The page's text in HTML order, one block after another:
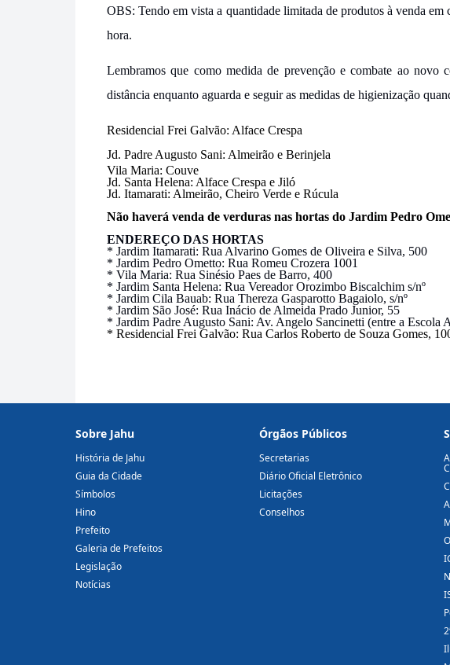
OBS: Tendo em vista a quantidade limitada de produtos à venda
hora.
Lembramos que como medida de prevenção e combate ao novo
distância enquanto aguarda e seguir as medidas de higienização
Residencial Frei Galvão: Alface Crespa
Jd. Padre Augusto Sani: Almeirão e Berinjela
Vila Maria: Couve
Jd. Santa Helena: Alface Crespa e Jiló
Jd. Itamarati: Almeirão, Cheiro Verde e Rúcula
Não haverá venda de verduras nas hortas do Jardim Pedro
ENDEREÇO DAS HORTAS
* Jardim Itamarati: Rua Alvarino Gomes de Oliveira e Silva, 500
* Jardim Pedro Ometto: Rua Romeu Crozera 1001
* Vila Maria: Rua Sinésio Paes de Barro, 400
* Jardim Santa Helena: Rua Vereador Orozimbo Biscalchim s/nº
* Jardim Cila Bauab: Rua Thereza Gasparotto Bagaiolo, s/nº
* Jardim São José: Rua Inácio de Almeida Prado Junior, 55
* Jardim Padre Augusto Sani: Av. Angelo Sancinetti (entre a Escola
* Residencial Frei Galvão: Rua Carlos Roberto de Souza Gomes,
Sobre Jahu
História de Jahu
Guia da Cidade
Símbolos
Hino
Prefeito
Galeria de Prefeitos
Legislação
Notícias
Órgãos Públicos
Secretarias
Diário Oficial Eletrônico
Licitações
Conselhos